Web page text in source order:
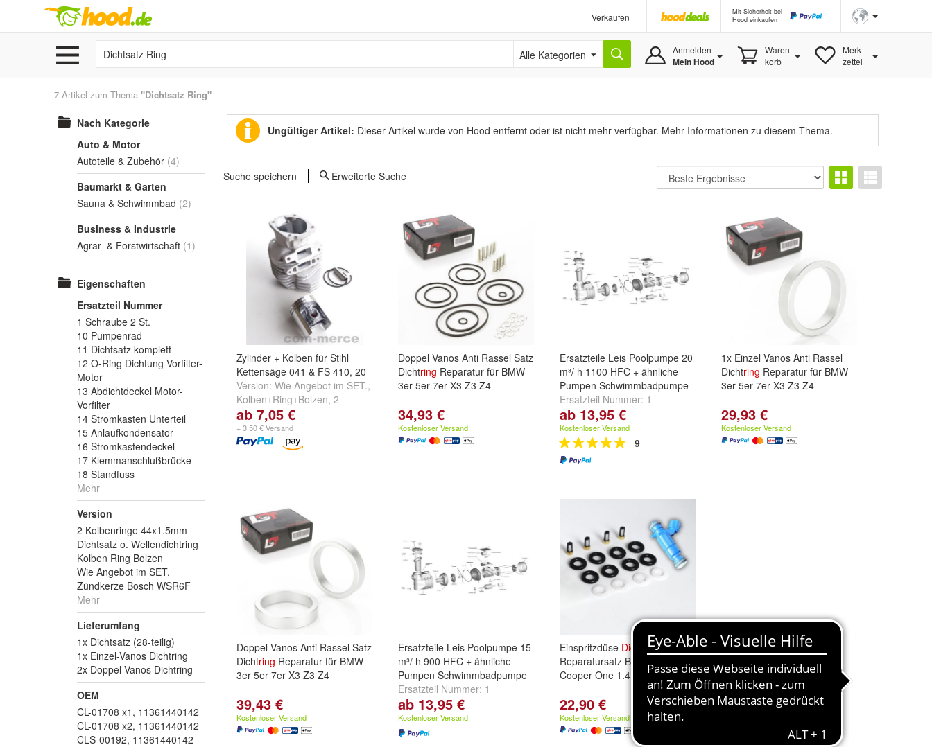
Verkaufen
Mit Sicherheit bei
Hood einkaufen
Alle Kategorien Anmelden
Mein Hood
Waren-
korb
Merk-
zettel
7 Artikel zum Thema "Dichtsatz Ring"
Nach Kategorie
Auto & Motor
Autoteile & Zubehör (4)
Baumarkt & Garten
Sauna & Schwimmbad (2)
Business & Industrie
Agrar- & Forstwirtschaft (1)
Eigenschaften
Ersatzteil Nummer
1 Schraube 2 St.
10 Pumpenrad
11 Dichtsatz komplett
12 O-Ring Dichtung Vorfilter-
Motor
13 Abdichtdeckel Motor-
Vorfilter
14 Stromkasten Unterteil
15 Anlaufkondensator
16 Stromkastendeckel
17 Klemmanschlußbrücke
18 Standfuss
Mehr
Version
2 Kolbenringe 44x1.5mm
Dichtsatz o. Wellendichtring
Kolben Ring Bolzen
Wie Angebot im SET.
Zündkerze Bosch WSR6F
Mehr
Lieferumfang
1x Dichtsatz (28-teilig)
1x Einzel-Vanos Dichtring
2x Doppel-Vanos Dichtring
OEM
CL-01708 x1, 11361440142
CL-01708 x2, 11361440142
CLS-00192, 11361440142
Ungültiger Artikel: Dieser Artikel wurde von Hood entfernt oder ist nicht mehr verfügbar. Mehr Informationen zu diesem Thema.
Suche speichern Erweiterte Suche
Zylinder + Kolben für Stihl
Kettensäge 041 & FS 410, 20
Version: Wie Angebot im SET.,
Kolben+Ring+Bolzen, 2
Kolbenringe 44x1.5mm
weitere ...
ab 7,05 €
+ 3,50 € Versand
Doppel Vanos Anti Rassel Satz
Dichtring Reparatur für BMW
3er 5er 7er X3 Z3 Z4
34,93 €
Kostenloser Versand
Ersatzteile Leis Poolpumpe 20
m³/ h 1100 HFC + ähnliche
Pumpen Schwimmbadpumpe
Ersatzteil Nummer: 1
Schraube 2 St.,
Vorfilterdeckel,3 Dichtung
Vorfilterundweitere ...
ab 13,95 €
Kostenloser Versand
9
1x Einzel Vanos Anti Rassel
Dichtring Reparatur für BMW
3er 5er 7er X3 Z3 Z4
29,93 €
Kostenloser Versand
Doppel Vanos Anti Rassel Satz
Dichtring Reparatur für BMW
3er 5er 7er X3 Z3 Z4
39,43 €
Kostenloser Versand
Ersatzteile Leis Poolpumpe 15
m³/ h 900 HFC + ähnliche
Pumpen Schwimmbadpumpe
Ersatzteil Nummer: 1
Schraube 2 St.,
Vorfilterdeckel,3 Dichtung
Vorfilter
ab 13,95 €
Kostenloser Versand
Einspritzdüse Dichtsatz
Reparatursatz BMW Mini
Cooper One 1.4 1.6
22,90 €
Kostenloser Versand